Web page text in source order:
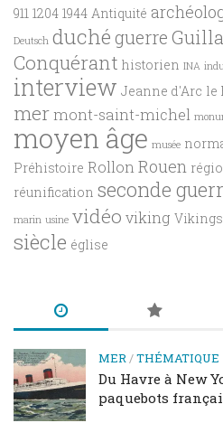
911 1204 1944 Antiquité
Deutsch duché guerre
Conquérant historien INA
interview Jeanne d'Arc le
mermont-saint-michel
moyen âge musée
Préhistoire RollonRouen
réunification seconde
marin usine vidéo viking Vikings
siècle église
MER/THÉMATIQUE
Du Havre à New
paquebots